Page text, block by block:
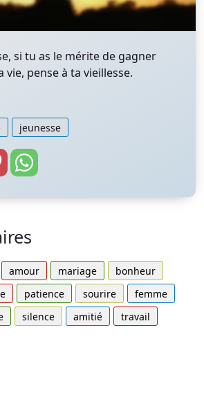
si tu as le mérite de gagner
pense à ta vieillesse.
jeunesse
amour mariage
bonheur
patience sourire
femme
silence amitié
travail